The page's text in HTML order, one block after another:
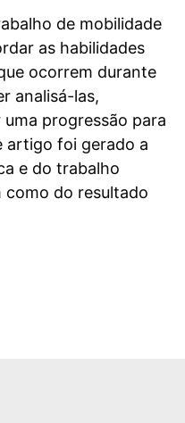
de mobilidade
as habilidades
ocorrem durante
analisá-las,
progressão para
artigo foi gerado a
e do trabalho
como do resultado